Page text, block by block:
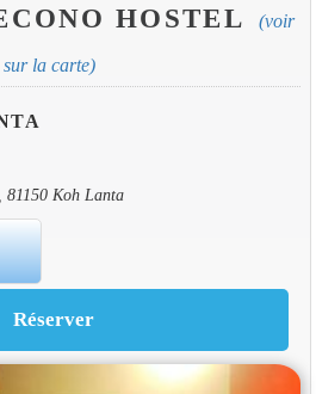
HOSTEL (voir
sur la carte)
81150 Koh Lanta